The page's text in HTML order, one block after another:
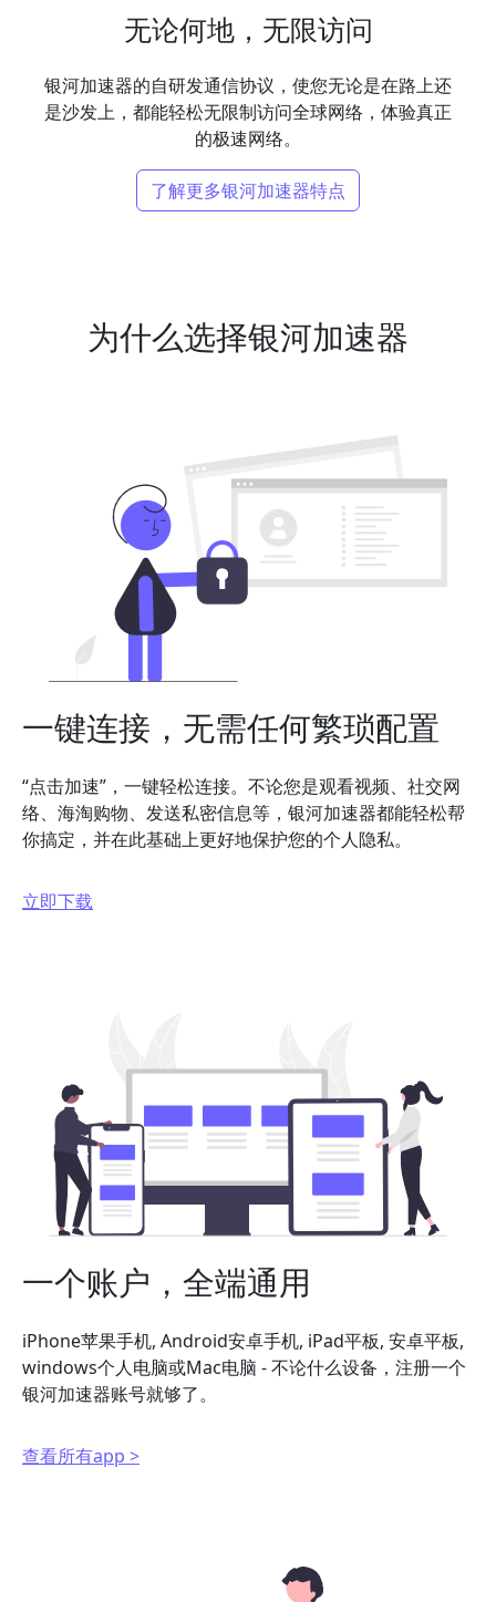
无论何地，无限访问
银河加速器的自研发通信协议，使您无论是在路上还
是沙发上，都能轻松无限制访问全球网络，体验真正
的极速网络。
了解更多银河加速器特点
为什么选择银河加速器
一键连接，无需任何繁琐配置
“点击加速”，一键轻松连接。不论您是观看视频、社交网
络、海淘购物、发送私密信息等，银河加速器都能轻松帮
你搞定，并在此基础上更好地保护您的个人隐私。
立即下载
一个账户，全端通用
iPhone苹果手机, Android安卓手机, iPad平板, 安卓平板,
windows个人电脑或Mac电脑 - 不论什么设备，注册一个
银河加速器账号就够了。
查看所有app >